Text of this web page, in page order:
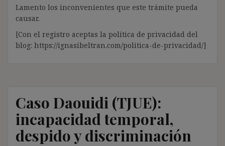
Lamento los inconvenientes que este trámite pueda
causar.
[Con el registro aceptas la política de privacidad del
blog: https://ignasibeltran.com/politica-de-privacidad/]
Caso Daouidi (TJUE):
incapacidad temporal,
despido y discriminación